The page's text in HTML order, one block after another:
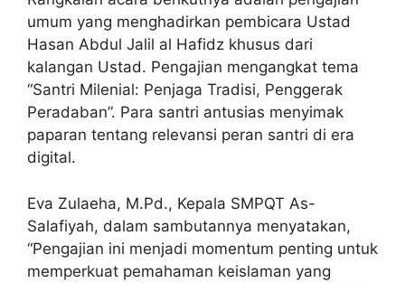
umum yang menghadirkan pembicara Ustad
Hasan Abdul Jalil al Hafidz khusus dari
kalangan Ustad. Pengajian mengangkat tema
“Santri Milenial: Penjaga Tradisi, Penggerak
Peradaban”. Para santri antusias menyimak
paparan tentang relevansi peran santri di era
digital.
Eva Zulaeha, M.Pd., Kepala SMPQT As-
Salafiyah, dalam sambutannya menyatakan,
“Pengajian ini menjadi momentum penting untuk
memperkuat pemahaman keislaman yang